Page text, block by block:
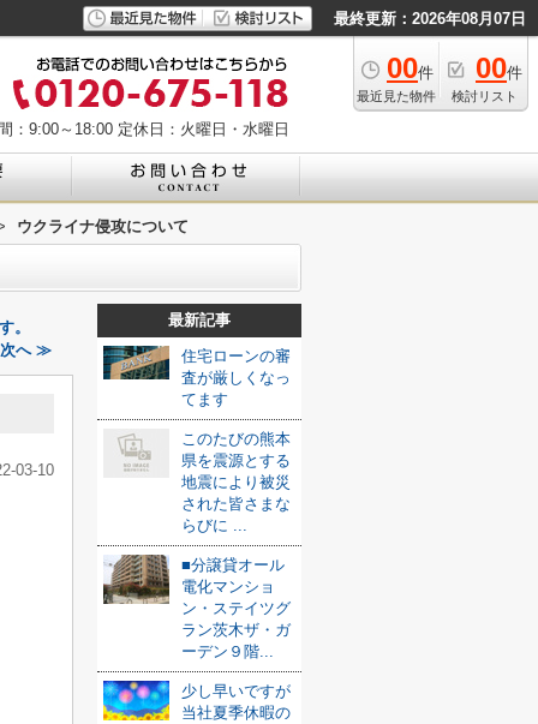
最終更新：2026年08月07日
00件
最近見た物件
00件
検討リスト
：9:00～18:00 定休日：火曜日・水曜日
ウクライナ侵攻について
。
次へ ≫
03-10
最新記事
住宅ローンの審
査が厳しくなっ
てます
このたびの熊本
県を震源とする
地震により被災
された皆さまな
らびに ...
■分譲貸オール
電化マンショ
ン・ステイツグ
ラン茨木ザ・ガ
ーデン９階...
少し早いですが
当社夏季休暇の